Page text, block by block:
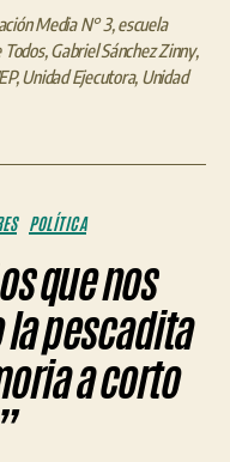
Media N° 3, escuela
Todos, Gabriel Sánchez Zinny,
,Unidad Ejecutora, Unidad
POLÍTICA
que nos
pescadita
a corto